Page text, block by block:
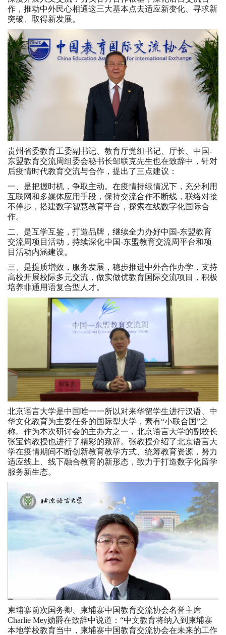
作，推动中外民心相通这三大基本点去适应新变化、寻求新
突破、取得新发展。
贵州省委教育工委副书记、教育厅党组书记、厅长、中国-
东盟教育交流周组委会秘书长邹联克先生也在致辞中，针对
后疫情时代教育交流与合作，提出了三点建议：
一、是把握时机，争取主动。在疫情持续情况下，充分利用
互联网和多媒体应用手段，保持交流合作不断线，联络对接
不停步，搭建数字智慧教育平台，探索在线数字化国际合
作。
二、是互学互鉴，打造品牌，继续全力办好中国-东盟教育
交流周项目活动，持续深化中国-东盟教育交流周平台和项
目活动内涵建设。
三、是提质增效，服务发展，稳步推进中外合作办学，支持
高校开展校际多元交流，做实做优教育国际交流项目，积极
培养非通用语复合型人才。
北京语言大学是中国唯一一所以对来华留学生进行汉语、中
华文化教育为主要任务的国际型大学，素有“小联合国”之
称。作为本次研讨会的主办方之一，北京语言大学的副校长
张宝钧教授也进行了精彩的致辞。张教授介绍了北京语言大
学在疫情期间不断创新教育教学方式、统筹教育资源，努力
适应线上、线下融合教育的新形态，致力于打造数字化留学
服务新生态。
柬埔寨前次国务卿、柬埔寨中国教育交流协会名誉主席
Charlie Mey勋爵在致辞中说道：“中文教育将纳入到柬埔寨
本地学校教育当中，柬埔寨中国教育交流协会在未来的工作